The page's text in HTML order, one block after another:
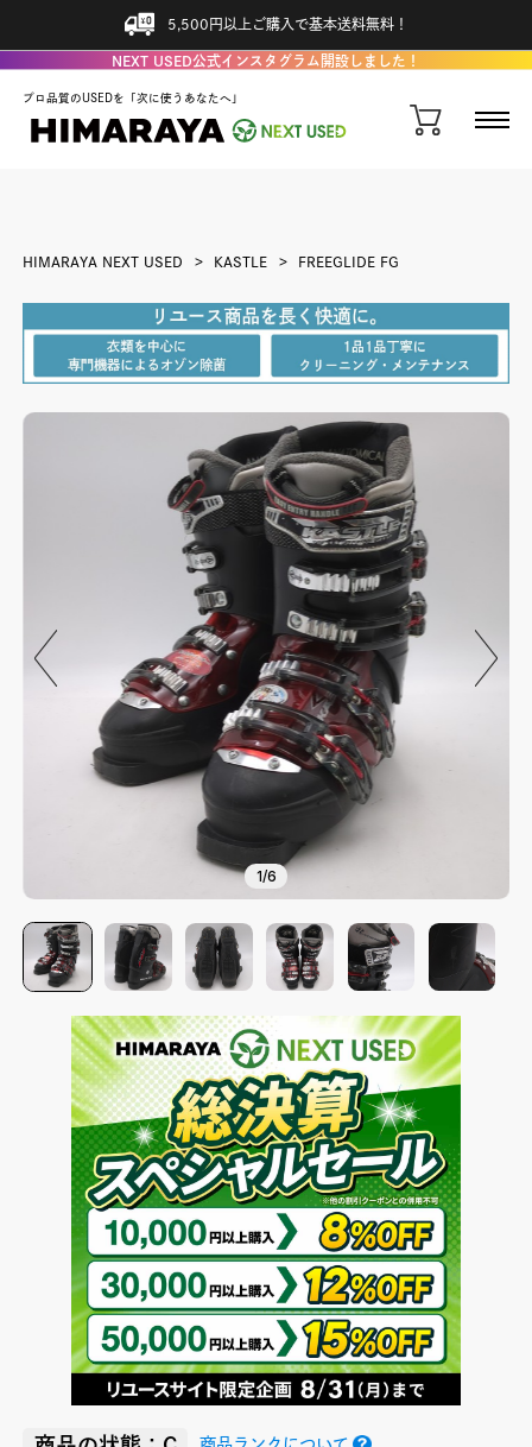
5,500円以上ご購入で基本送料無料！
NEXT USED公式インスタグラム開設しました！
プロ品質のUSEDを「次に使うあなたへ」
HIMARAYA NEXT USED KASTLE FREEGLIDE FG
1/6